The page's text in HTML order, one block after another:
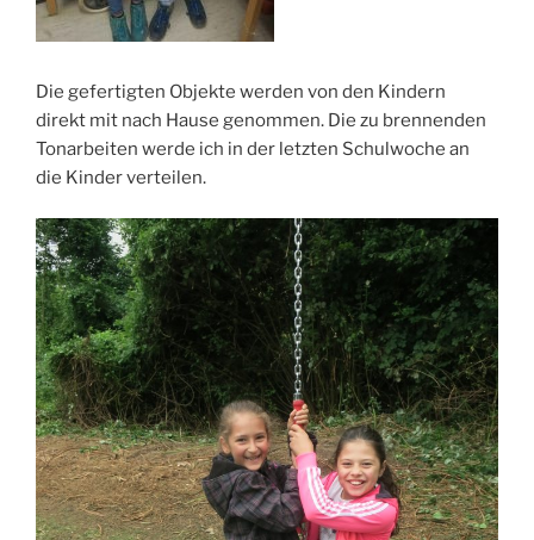
Die gefertigten Objekte werden von den Kindern
direkt mit nach Hause genommen. Die zu brennenden
Tonarbeiten werde ich in der letzten Schulwoche an
die Kinder verteilen.